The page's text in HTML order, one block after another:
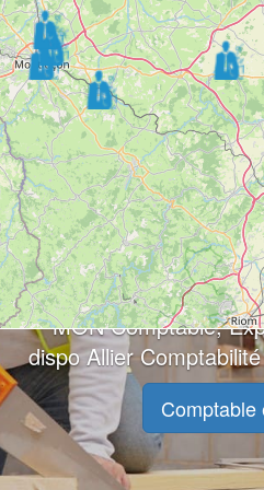
MON Comptable,
dispo Allier
Comptable